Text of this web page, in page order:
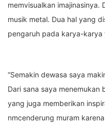
memvisualkan imajinasinya.
musik metal. Dua hal yang
pengaruh pada karya-karya
“Semakin dewasa saya
Dari sana saya menemukan
yang juga memberikan
nmcenderung muram